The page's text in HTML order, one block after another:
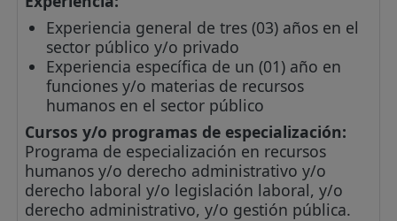
Experiencia general de tres (03) años en el
sector público y/o privado
Experiencia específica de un (01) año en
funciones y/o materias de recursos
humanos en el sector público
Cursos y/o programas de especialización:
Programa de especialización en recursos
humanos y/o derecho administrativo y/o
derecho laboral y/o legislación laboral, y/o
derecho administrativo, y/o gestión pública.